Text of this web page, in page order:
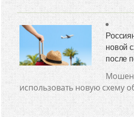
новой
после
использовать новую схему